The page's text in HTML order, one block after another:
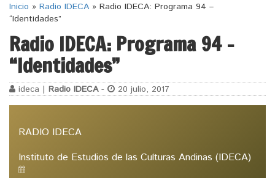
Inicio » Radio IDECA » Radio IDECA: Programa 94 –
“Identidades”
Radio IDECA: Programa 94 –
“Identidades”
ideca | Radio IDECA- 20 julio, 2017
RADIO IDECA
Instituto de Estudios de las Culturas Andinas (IDECA)